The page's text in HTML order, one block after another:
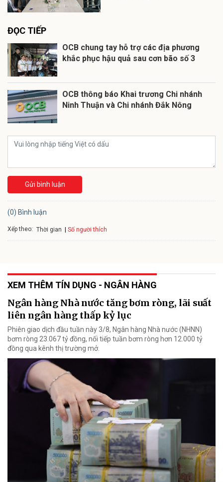
ĐỌC TIẾP
OCB chung tay hỗ trợ các địa phương
khắc phục hậu quả sau cơn bão số 3
OCB thông báo Khai trương Chi nhánh
Ninh Thuận và Chi nhánh Đắk Nông
Gửi bình luận
(0) Bình luận
Xếp theo: Thời gian Số người thích
XEM THÊM TÍN DỤNG - NGÂN HÀNG
Ngân hàng Nhà nước tăng bơm ròng, lãi suất
liên ngân hàng thấp kỷ lục
Phiên giao dịch đầu tuần này 3/8, Ngân hàng Nhà nước (NHNN)
bơm ròng 23.067 tỷ đồng, nối tiếp tuần bơm ròng hơn 12.000 tỷ
đồng qua kênh thị trường mở.